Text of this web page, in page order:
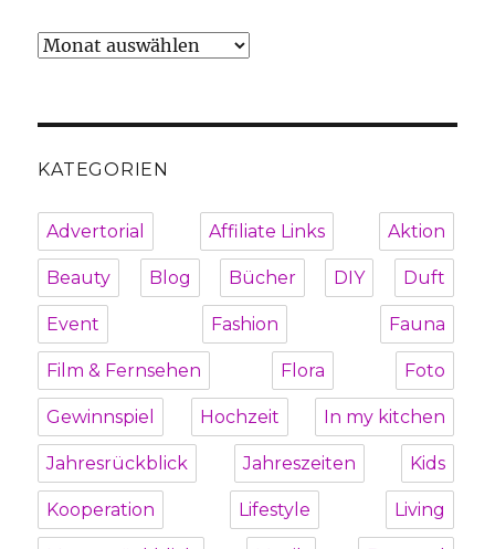
Archiv
KATEGORIEN
Advertorial Affiliate Links Aktion
Beauty Blog Bücher DIY Duft
Event Fashion Fauna
Film & Fernsehen Flora Foto
Gewinnspiel Hochzeit In my kitchen
Jahresrückblick Jahreszeiten Kids
Kooperation Lifestyle Living